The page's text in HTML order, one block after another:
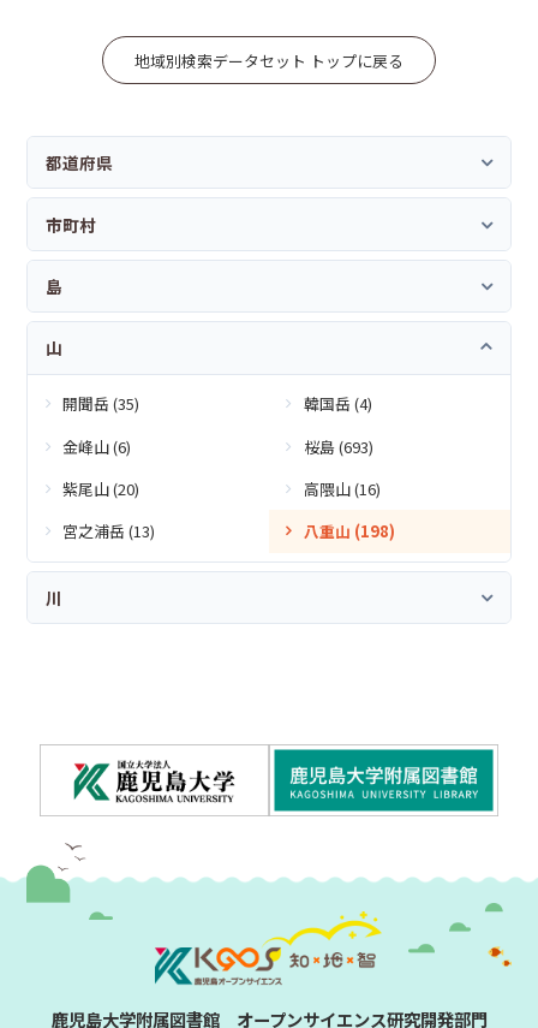
地域別検索データセット トップに戻る
都道府県
市町村
島
山
開聞岳 (35)
韓国岳 (4)
金峰山 (6)
桜島 (693)
紫尾山 (20)
高隈山 (16)
宮之浦岳 (13)
八重山 (198)
川
鹿児島大学附属図書館 オープンサイエンス研究開発部門